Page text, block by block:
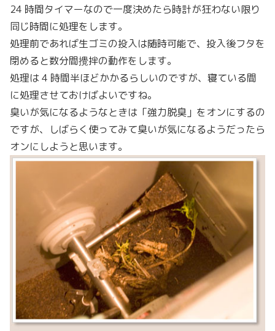
24 時間タイマーなので一度決めたら時計が狂わない限り
同じ時間に処理をします。
処理前であれば生ゴミの投入は随時可能で、投入後フタを
閉めると数分間攪拌の動作をします。
処理は 4 時間半ほどかかるらしいのですが、寝ている間
に処理させておけばよいですね。
臭いが気になるようなときは「強力脱臭」をオンにするの
ですが、しばらく使ってみて臭いが気になるようだったら
オンにしようと思います。